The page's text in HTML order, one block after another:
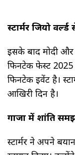
स्टार्मर जियो वर्ल्ड
इसके बाद मोदी और
फिनटेक फेस्ट 2025
फिनटेक इवेंट है।
आखिरी दिन है।
गाजा में शांति
स्टार्मर ने अपने